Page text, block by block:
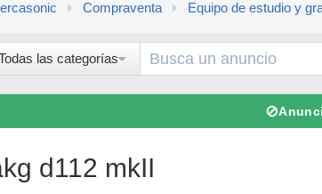
Compraventa Equipo de estudio y
las categorías
⊘
d112 mkII